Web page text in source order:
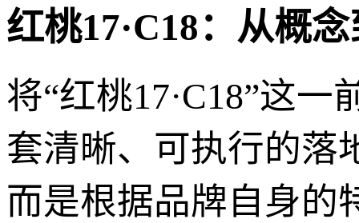
红桃17·C18：从概
将“红桃17·C18”这
套清晰、可执行的落
而是根据品牌自身的